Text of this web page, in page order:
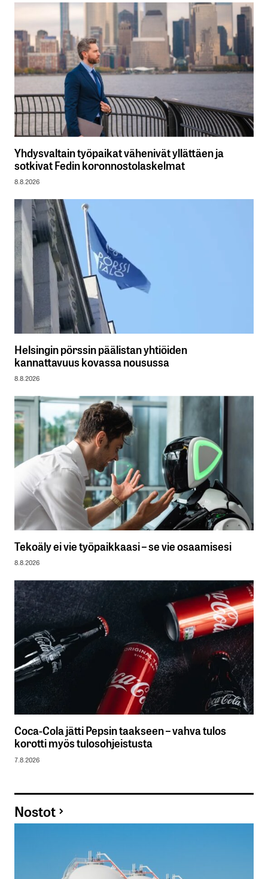
Yhdysvaltain työpaikat vähenivät yllättäen ja
sotkivat Fedin koronnostolaskelmat
8.8.2026
Helsingin pörssin päälistan yhtiöiden
kannattavuus kovassa nousussa
8.8.2026
Tekoäly ei vie työpaikkaasi – se vie osaamisesi
8.8.2026
Coca-Cola jätti Pepsin taakseen – vahva tulos
korotti myös tulosohjeistusta
7.8.2026
Nostot